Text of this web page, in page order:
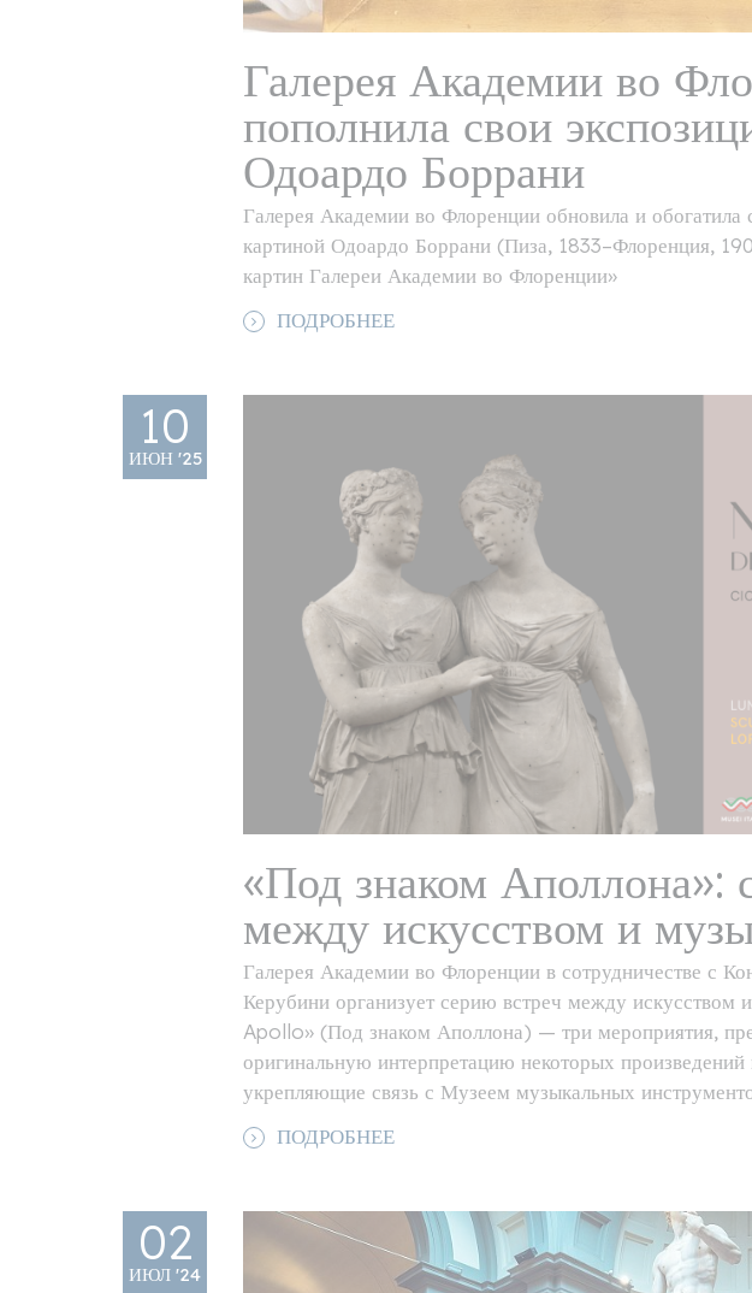
Галерея Академии во
пополнила свои
Одоардо Боррани
Галерея Академии во Флоренции обновила и
картиной Одоардо Боррани (Пиза, 1833–Флоренция,
картин Галереи Академии во Флоренции»
ПОДРОБНЕЕ
10
ИЮН '25
«Под знаком Аполлона»:
между искусством и
Галерея Академии во Флоренции в сотрудничестве с
Керубини организует серию встреч между
Apollo» (Под знаком Аполлона) — три мероприятия,
оригинальную интерпретацию некоторых произведений
укрепляющие связь с Музеем музыкальных
ПОДРОБНЕЕ
02
ИЮЛ '24